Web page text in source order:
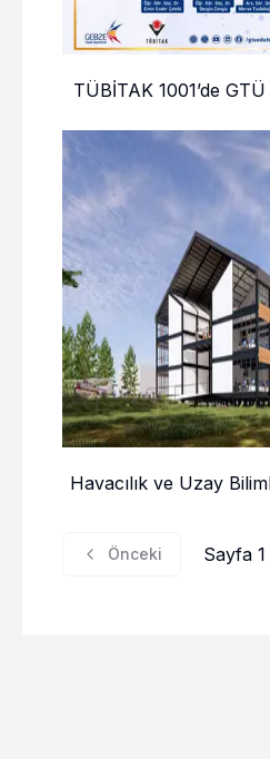
TÜBİTAK 1001’de
Havacılık ve Uzay
Önceki Sayfa 1